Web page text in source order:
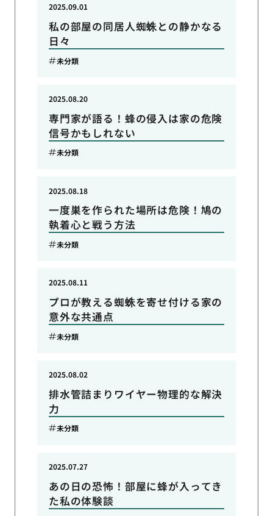
私の部屋の同居人蜘蛛との静かなる
日々
2025.09.01
未分類
専門家が語る！蜂の侵入は家の危険
信号かもしれない
2025.08.20
未分類
一度巣を作られた場所は危険！鳩の
執着心と戦う方法
2025.08.18
未分類
プロが教える蜘蛛を寄せ付ける家の
意外な共通点
2025.08.11
未分類
排水管詰まりワイヤー物理的な解決
力
2025.08.02
未分類
あの日の恐怖！部屋に蜂が入ってき
た私の体験談
2025.07.27